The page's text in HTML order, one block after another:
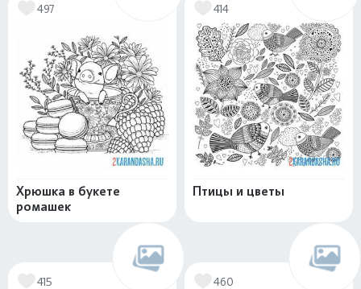
497
Хрюшка в букете
ромашек
414
Птицы и цветы
415 460